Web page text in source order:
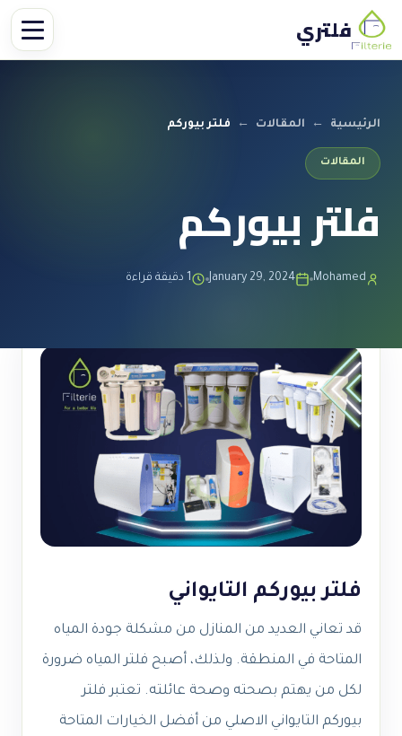
فلتري
الرئيسية ← المقالات ← فلتر بيوركم
المقالات
فلتر بيوركم
Mohamed
January 29, 2024 1 دقيقة قراءة
فلتر بيوركم التايواني
قد تعاني العديد من المنازل من مشكلة جودة المياه
المتاحة في المنطقة. ولذلك، أصبح فلتر المياه ضرورة
لكل من يهتم بصحته وصحة عائلته. تعتبر فلتر
بيوركم التايواني الاصلي من أفضل الخيارات المتاحة